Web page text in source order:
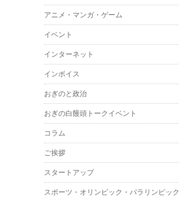
アニメ・マンガ・ゲーム
イベント
インターネット
インボイス
おぎのと政治
おぎの白饅頭トークイベント
コラム
ご挨拶
スタートアップ
スポーツ・オリンピック・パラリンピック